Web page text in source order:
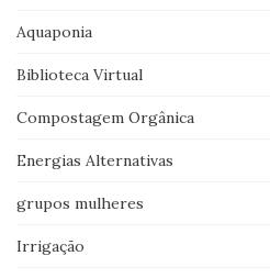
Aquaponia
Biblioteca Virtual
Compostagem Orgânica
Energias Alternativas
grupos mulheres
Irrigação